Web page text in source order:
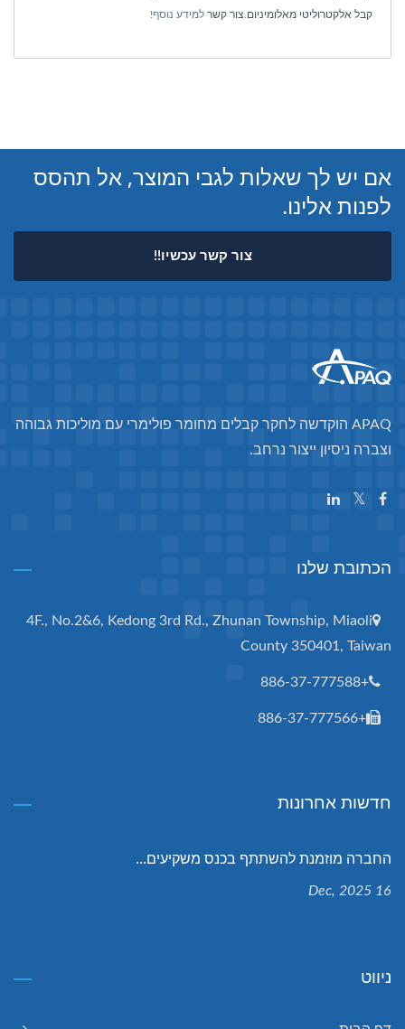
קבל אלקטרוליטי מאלומיניום צור קשר למידע נוסף!
אם יש לך שאלות לגבי המוצר, אל תהסס
לפנות אלינו.
צור קשר עכשיו!!
APAQ הוקדשה לחקר קבלים מחומר פולימרי עם מוליכות גבוהה
וצברה ניסיון ייצור נרחב.
הכתובת שלנו
4F., No.2&6, Kedong 3rd Rd., Zhunan Township, Miaoli
County 350401, Taiwan
+886-37-777588
+886-37-777566
חדשות אחרונות
החברה מוזמנת להשתתף בכנס משקיעים...
16 Dec, 2025
ניווט